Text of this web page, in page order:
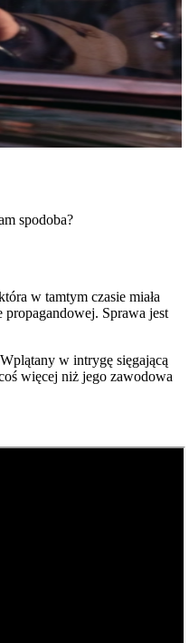
spodoba?
w tamtym czasie miała
Sprawa jest
w intrygę sięgającą
więcej niż jego zawodowa